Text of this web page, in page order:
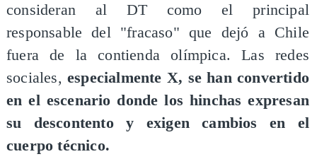
consideran al DT como el principal
responsable del "fracaso" que dejó a Chile
fuera de la contienda olímpica. Las redes
sociales,especialmente X, se han convertido
en el escenario donde los hinchas expresan
su descontento y exigen cambios en el
cuerpo técnico.